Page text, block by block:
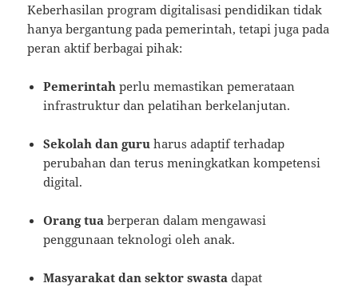
Keberhasilan program digitalisasi pendidikan tidak
hanya bergantung pada pemerintah, tetapi juga pada
peran aktif berbagai pihak:
Pemerintah perlu memastikan pemerataan
infrastruktur dan pelatihan berkelanjutan.
Sekolah dan guru harus adaptif terhadap
perubahan dan terus meningkatkan kompetensi
digital.
Orang tua berperan dalam mengawasi
penggunaan teknologi oleh anak.
Masyarakat dan sektor swasta dapat